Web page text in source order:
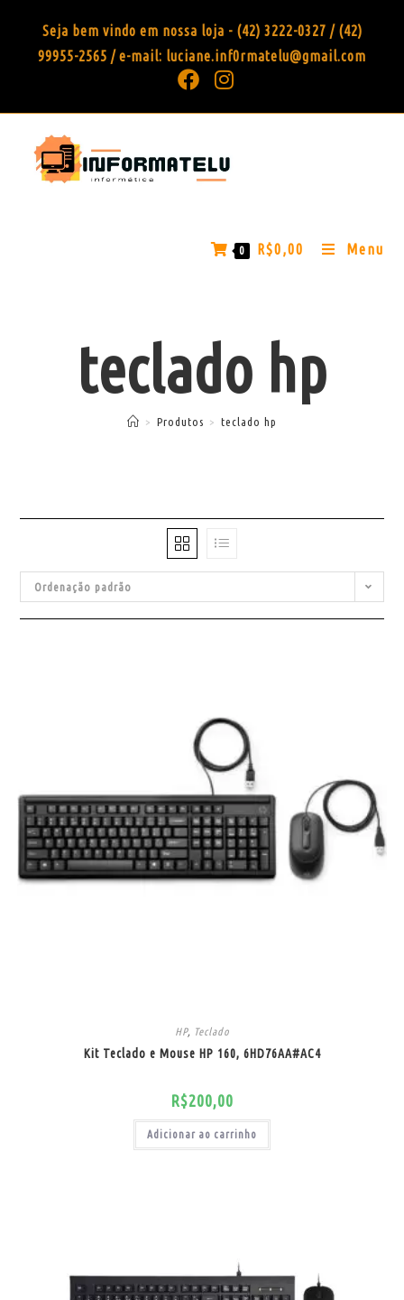
Seja bem vindo em nossa loja - (42) 3222-0327 / (42)
99955-2565 / e-mail: luciane.inf0rmatelu@gmail.com
0 R$0,00 Menu
teclado hp
> Produtos > teclado hp
Ordenação padrão
HP, Teclado
Kit Teclado e Mouse HP 160, 6HD76AA#AC4
R$200,00
Adicionar ao carrinho